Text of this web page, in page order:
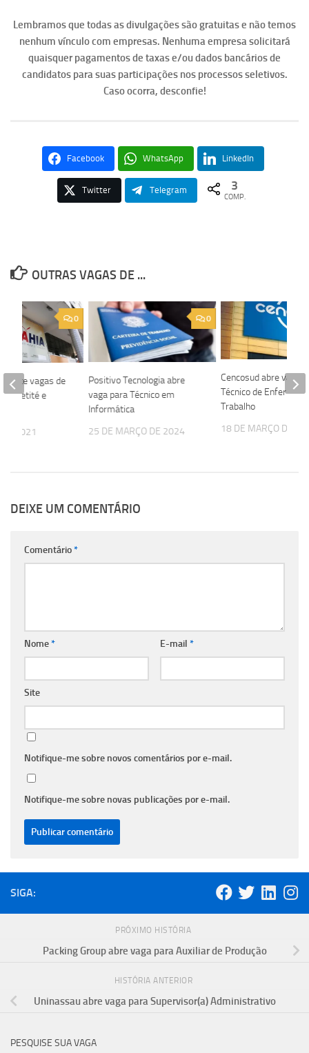
Lembramos que todas as divulgações são gratuitas e não temos
nenhum vínculo com empresas. Nenhuma empresa solicitará
quaisquer pagamentos de taxas e/ou dados bancários de
candidatos para suas participações nos processos seletivos.
Caso ocorra, desconfie!
Facebook WhatsApp LinkedIn
Twitter Telegram 3
COMP.
OUTRAS VAGAS DE ...
0
Positivo Tecnologia abre
vaga para Técnico em
Informática
25 DE MARÇO DE 2024
Cencosud abre vaga
Técnico de
Trabalho
18 DE MARÇO DE
0
vagas de
Caetité e
2021
DEIXE UM COMENTÁRIO
Comentário*
Nome* E-mail *
Site
Notifique-me sobre novos comentários por e-mail.
Notifique-me sobre novas publicações por e-mail.
SIGA:
PRÓXIMO HISTÓRIA
Packing Group abre vaga para Auxiliar de Produção
HISTÓRIA ANTERIOR
Uninassau abre vaga para Supervisor(a) Administrativo
PESQUISE SUA VAGA